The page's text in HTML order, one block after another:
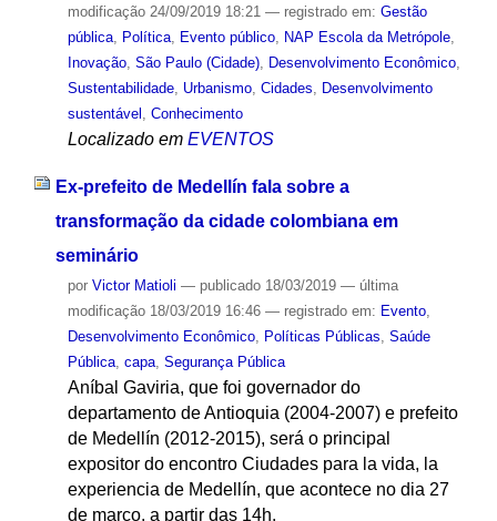
modificação24/09/2019 18:21 — registrado em: Gestão
pública, Política, Evento público, NAP Escola da Metrópole,
Inovação, São Paulo (Cidade), Desenvolvimento Econômico,
Sustentabilidade, Urbanismo, Cidades, Desenvolvimento
sustentável , Conhecimento
Localizado em EVENTOS
Ex-prefeito de Medellín fala sobre a
transformação da cidade colombiana em
seminário
por Victor Matioli — publicado18/03/2019 — última
modificação18/03/2019 16:46 — registrado em: Evento,
Desenvolvimento Econômico, Políticas Públicas Saúde
Pública, capa, Segurança Pública
Aníbal Gaviria, que foi governador do
departamento de Antioquia (2004-2007) e prefeito
de Medellín (2012-2015), será o principal
expositor do encontro Ciudades para la vida, la
experiencia de Medellín, que acontece no dia 27
de março, a partir das 14h.